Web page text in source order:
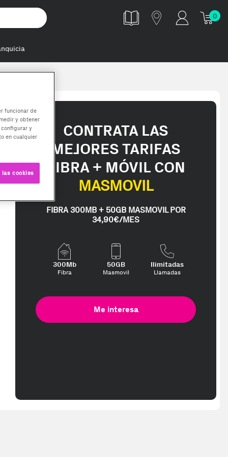
0
CONTRATA LAS
MEJORES TARIFAS
FIBRA + MÓVIL CON
MASMOVIL
FIBRA 300MB + 50GB MASMOVIL POR
34,90€/MES
300Mb
Fibra
50GB
Masmovil
Ilimitadas
Llamadas
Me interesa
funcionar de
y obtener
y
en cualquier
cookies